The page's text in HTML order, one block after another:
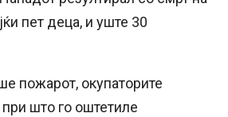
пет деца, и уште 30
пожарот, окупаторите
што го оштетиле